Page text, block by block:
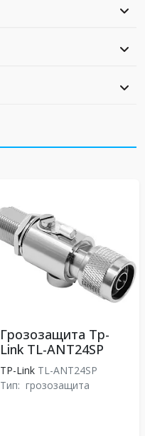
Грозозащита Tp-
Link TL-ANT24SP
TP-Link TL-ANT24SP
Тип: грозозащита